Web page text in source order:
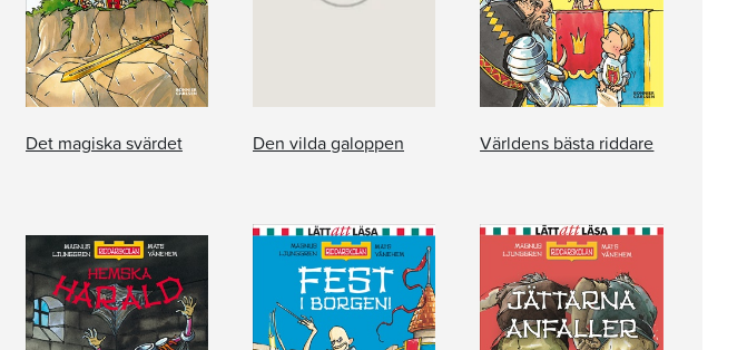
Det magiska svärdet Den vilda galoppen Världens bästa riddare